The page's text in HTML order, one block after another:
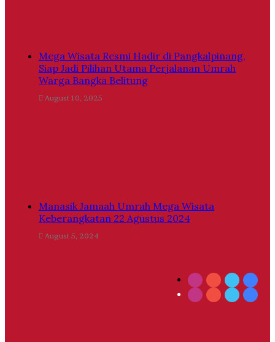
Mega Wisata Resmi Hadir di Pangkalpinang,
Siap Jadi Pilihan Utama Perjalanan Umrah
Warga Bangka Belitung
August 10, 2025
Manasik Jamaah Umrah Mega Wisata
Keberangkatan 22 Agustus 2024
August 5, 2024
Twitter
YouTube
Instagram
Twitter
YouTube
Instagram